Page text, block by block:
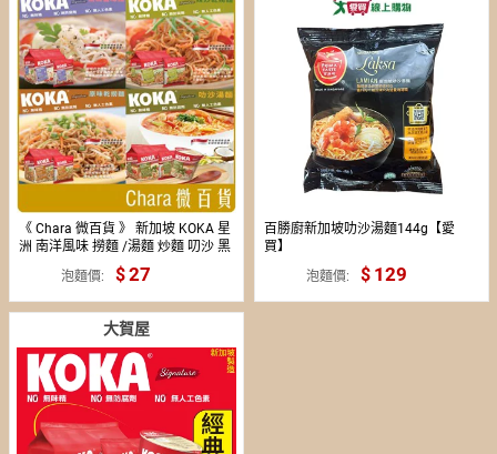
《 Chara 微百貨 》 新加坡 KOKA 星
洲 南洋風味 撈麵 /湯麵 炒麵 叨沙 黑
椒蟹 泰式酸辣 雞湯
泡麵價 27
百勝廚新加坡叻沙湯麵144g【愛
買】
泡麵價
129
大賀屋